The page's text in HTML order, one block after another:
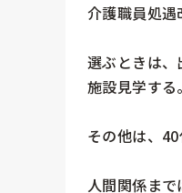
介護職員処遇
選ぶときは、
施設見学する。
その他は、